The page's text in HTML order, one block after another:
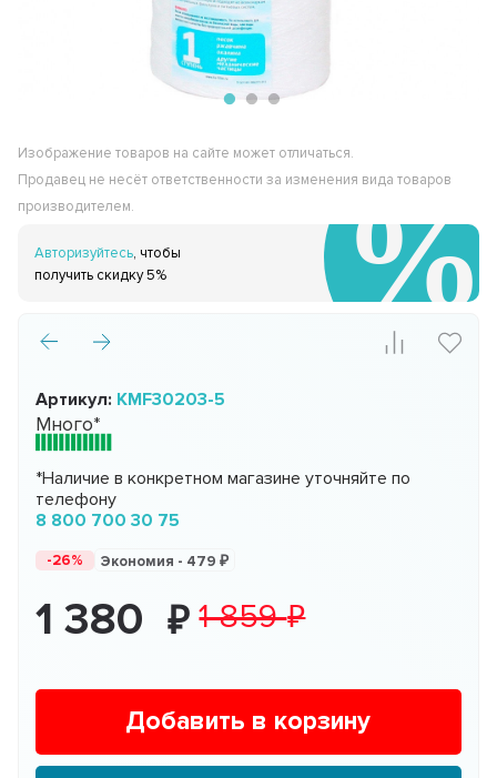
Изображение товаров на сайте может отличаться.
Продавец не несёт ответственности за изменения вида товаров
производителем.
Авторизуйтесь, чтобы
получить скидку 5%
Артикул: KMF30203-5
Много*
*Наличие в конкретном магазине уточняйте по
телефону
8 800 700 30 75
-26% Экономия - 479
1 380 1 859
Добавить в корзину